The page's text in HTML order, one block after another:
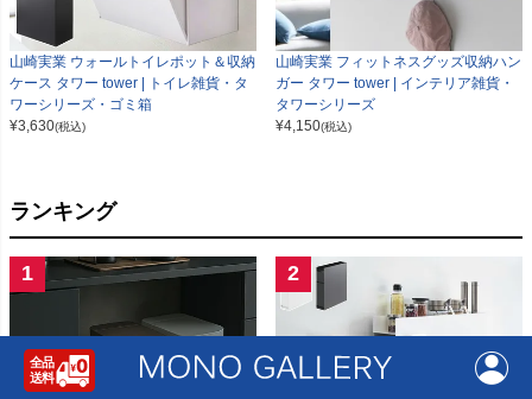
山崎実業 ウォールトイレポット＆収納
ケース タワー tower | トイレ雑貨・タ
ワーシリーズ・ゴミ箱
¥3,630(税込)
山崎実業 フィットネスグッズ収納ハン
ガー タワー tower | インテリア雑貨・
タワーシリーズ
¥4,150(税込)
ランキング
1 2